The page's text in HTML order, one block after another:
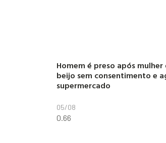
Homem é preso após
beijo sem consentimento e
supermercado
05/08